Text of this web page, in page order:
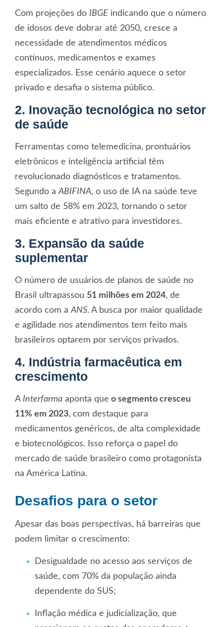
Com projeções do IBGE indicando que o número
de idosos deve dobrar até 2050, cresce a
necessidade de atendimentos médicos
contínuos, medicamentos e exames
especializados. Esse cenário aquece o setor
privado e desafia o sistema público.
2. Inovação tecnológica no setor
de saúde
Ferramentas como telemedicina, prontuários
eletrônicos e inteligência artificial têm
revolucionado diagnósticos e tratamentos.
Segundo aABIFINA, o uso de IA na saúde teve
um salto de 58% em 2023, tornando o setor
mais eficiente e atrativo para investidores.
3. Expansão da saúde
suplementar
O número de usuários de planos de saúde no
Brasil ultrapassou 51 milhões em 2024, de
acordo com aANS. A busca por maior qualidade
e agilidade nos atendimentos tem feito mais
brasileiros optarem por serviços privados.
4. Indústria farmacêutica em
crescimento
A Interfarma aponta que o segmento cresceu
11% em 2023, com destaque para
medicamentos genéricos, de alta complexidade
e biotecnológicos. Isso reforça o papel do
mercado de saúde brasileiro como protagonista
na América Latina.
Desafios para o setor
Apesar das boas perspectivas, há barreiras que
podem limitar o crescimento:
Desigualdade no acesso aos serviços de
saúde, com 70% da população ainda
dependente do SUS;
Inflação médica e judicialização, que